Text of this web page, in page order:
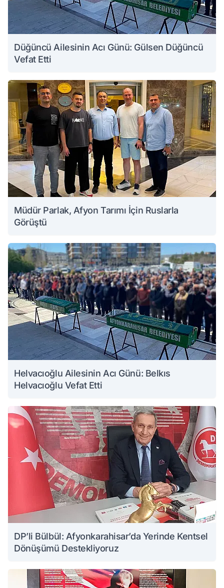
Düğüncü Ailesinin Acı Günü: Gülsen Düğüncü
Vefat Etti
Müdür Parlak, Afyon Tarımı İçin Ruslarla
Görüştü
Helvacıoğlu Ailesinin Acı Günü: Belkıs
Helvacıoğlu Vefat Etti
DP’li Bülbül: Afyonkarahisar’da Yerinde Kentsel
Dönüşümü Destekliyoruz